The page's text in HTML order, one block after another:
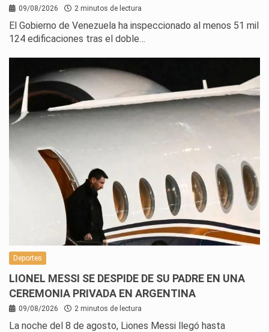
09/08/2026 2 minutos de lectura
El Gobierno de Venezuela ha inspeccionado al menos 51 mil
124 edificaciones tras el doble…
Deportes
LIONEL MESSI SE DESPIDE DE SU PADRE EN UNA
CEREMONIA PRIVADA EN ARGENTINA
09/08/2026 2 minutos de lectura
La noche del 8 de agosto, Liones Messi llegó hasta